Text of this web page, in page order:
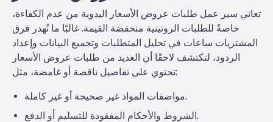
تعاني سير عمل طلبات عروض الأسعار اليدوية من عدم الكفاءة،
خاصةً للطلبات الروتينية منخفضة القيمة. غالبًا ما تُهدر فرق
المشتريات ساعات في تحليل المتطلبات وتجميع البيانات وإعداد
الردود، لتكتشف لاحقًا أن العديد من طلبات عروض الأسعار
تحتوي على تفاصيل ناقصة أو غامضة، مثل:
مواصفات المواد غير صحيحة أو غير كاملة.
الشروط والأحكام المفقودة للتسليم أو الدفع.